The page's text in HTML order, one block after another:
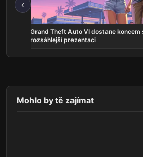
‹
Grand Theft Auto VI dostane koncem
rozsáhlejší prezentaci
Mohlo by tě zajímat